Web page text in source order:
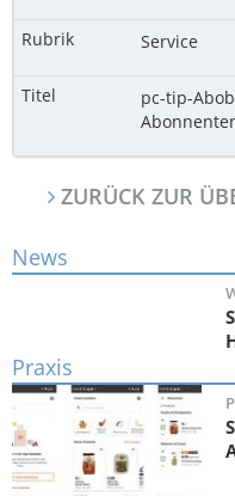
Service
pc-tip-
ZURÜCK ZUR
News
Praxis